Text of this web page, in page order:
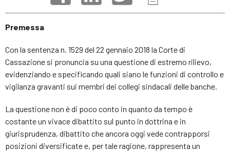
Premessa
Con la sentenza n. 1529 del 22 gennaio 2018 la Corte di
Cassazione si pronuncia su una questione di estremo rilievo,
evidenziando e specificando quali siano le funzioni di controllo e
vigilanza gravanti sui membri dei collegi sindacali delle banche.
La questione non è di poco conto in quanto da tempo è
costante un vivace dibattito sul punto in dottrina e in
giurisprudenza, dibattito che ancora oggi vede contrapporsi
posizioni diversificate e, per tale ragione, rappresenta un